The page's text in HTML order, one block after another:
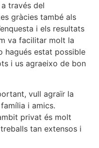
través del
gràcies també als
i els resultats
va facilitar molt la
hagués estat possible
i us agraeixo de bon
vull agraïr la
i amics.
privat és molt
tan extensos i